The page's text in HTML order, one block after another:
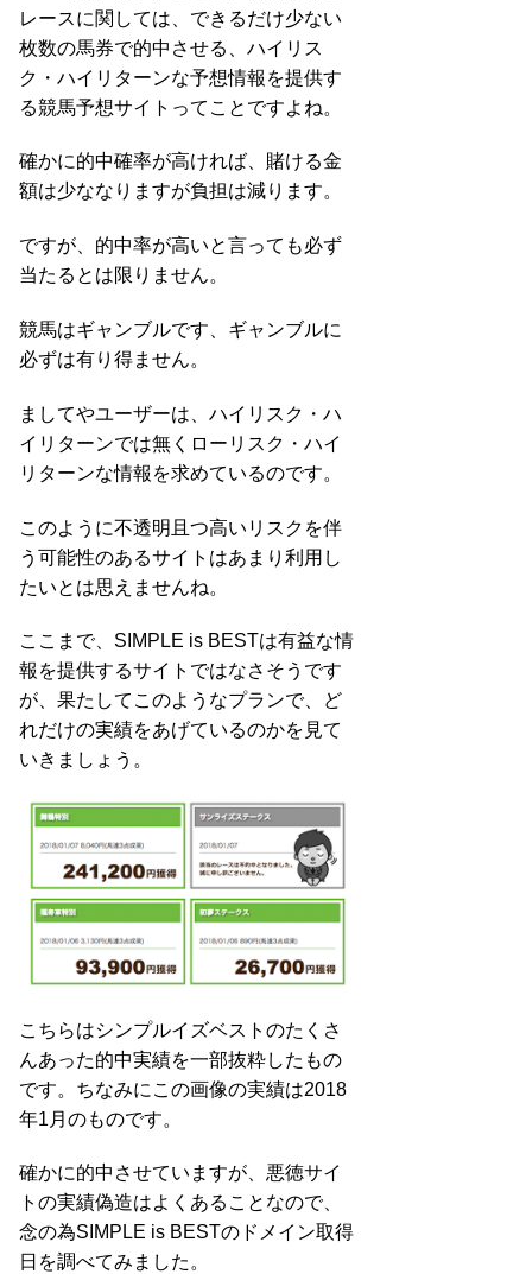
レースに関しては、できるだけ少ない
枚数の馬券で的中させる、ハイリス
ク・ハイリターンな予想情報を提供す
る競馬予想サイトってことですよね。
確かに的中確率が高ければ、賭ける金
額は少ななりますが負担は減ります。
ですが、的中率が高いと言っても必ず
当たるとは限りません。
競馬はギャンブルです、ギャンブルに
必ずは有り得ません。
ましてやユーザーは、ハイリスク・ハ
イリターンでは無くローリスク・ハイ
リターンな情報を求めているのです。
このように不透明且つ高いリスクを伴
う可能性のあるサイトはあまり利用し
たいとは思えませんね。
ここまで、SIMPLE is BESTは有益な情
報を提供するサイトではなさそうです
が、果たしてこのようなプランで、ど
れだけの実績をあげているのかを見て
いきましょう。
こちらはシンプルイズベストのたくさ
んあった的中実績を一部抜粋したもの
です。ちなみにこの画像の実績は2018
年1月のものです。
確かに的中させていますが、悪徳サイ
トの実績偽造はよくあることなので、
念の為SIMPLE is BESTのドメイン取得
日を調べてみました。